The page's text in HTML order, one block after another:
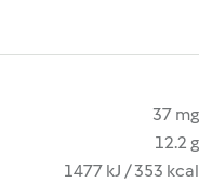
37 mg
12.2 g
1477 kJ / 353 kcal